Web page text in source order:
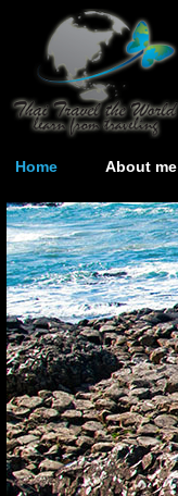
Home About me